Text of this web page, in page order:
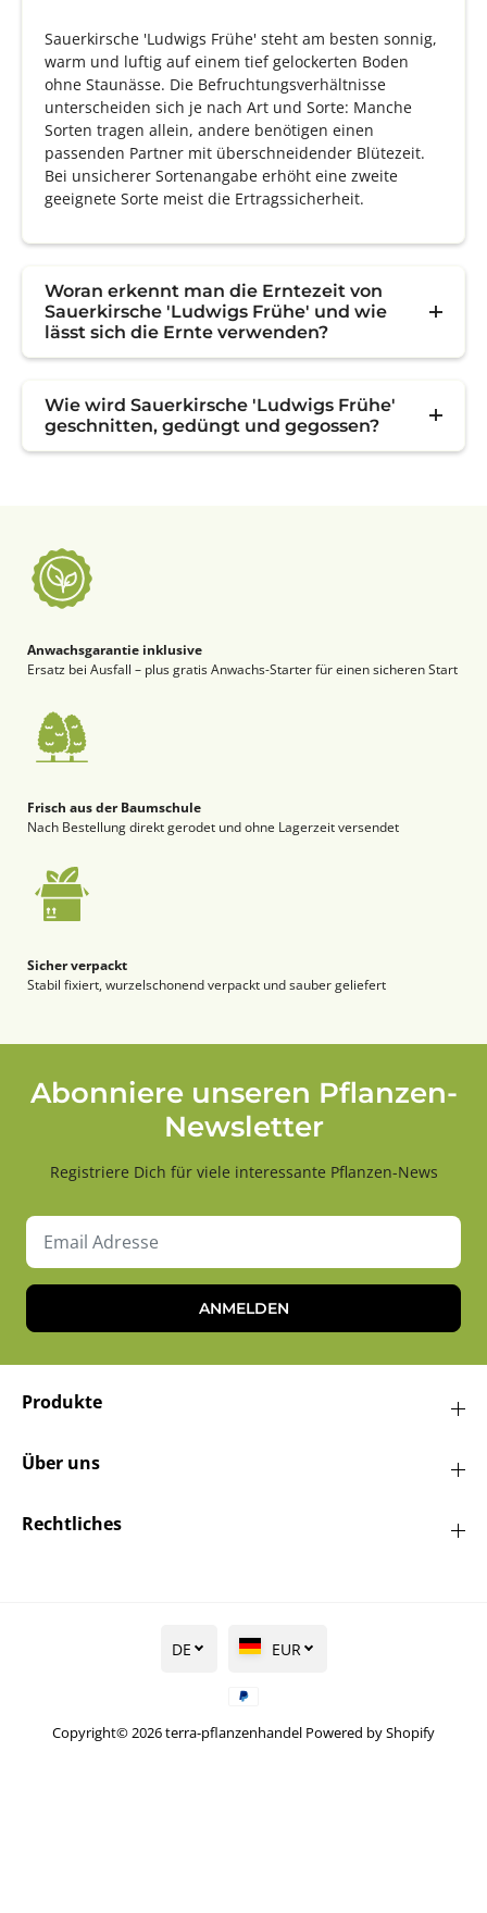
Sauerkirsche 'Ludwigs Frühe' steht am besten sonnig,
warm und luftig auf einem tief gelockerten Boden
ohne Staunässe. Die Befruchtungsverhältnisse
unterscheiden sich je nach Art und Sorte: Manche
Sorten tragen allein, andere benötigen einen
passenden Partner mit überschneidender Blütezeit.
Bei unsicherer Sortenangabe erhöht eine zweite
geeignete Sorte meist die Ertragssicherheit.
Woran erkennt man die Erntezeit von
Sauerkirsche 'Ludwigs Frühe' und wie
lässt sich die Ernte verwenden?
Wie wird Sauerkirsche 'Ludwigs Frühe'
geschnitten, gedüngt und gegossen?
Anwachsgarantie inklusive
Ersatz bei Ausfall – plus gratis Anwachs-Starter für einen sicheren Start
Frisch aus der Baumschule
Nach Bestellung direkt gerodet und ohne Lagerzeit versendet
Sicher verpackt
Stabil fixiert, wurzelschonend verpackt und sauber geliefert
Abonniere unseren Pflanzen-
Newsletter
Registriere Dich für viele interessante Pflanzen-News
ANMELDEN
Produkte
Über uns
Rechtliches
Copyright© 2026terra-pflanzenhandel Powered by Shopify
DE EUR